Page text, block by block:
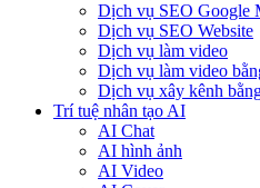
Dịch vụ SEO Google
Dịch vụ SEO Website
Dịch vụ làm video
Dịch vụ làm video
Dịch vụ xây kênh
Trí tuệ nhân tạo AI
AI Chat
AI hình ảnh
AI Video